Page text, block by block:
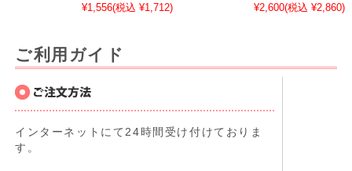
¥1,556(税込 ¥1,712)
¥2,600(税込 ¥2,860)
ご利用ガイド
インターネットにて24時間受け付けておりま
す。